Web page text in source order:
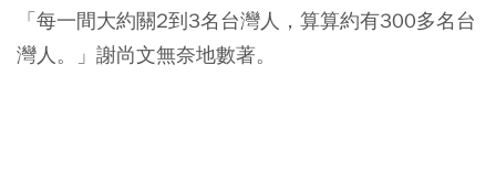
「每一間大約關2到3名台灣人，算算約有300多名台
灣人。」謝尚文無奈地數著。